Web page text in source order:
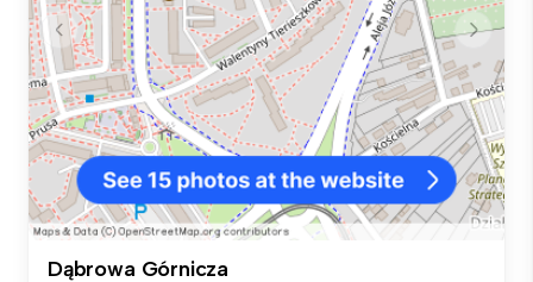
Dąbrowa Górnicza